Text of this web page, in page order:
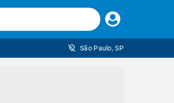
Faça
seu
São Paulo, SP